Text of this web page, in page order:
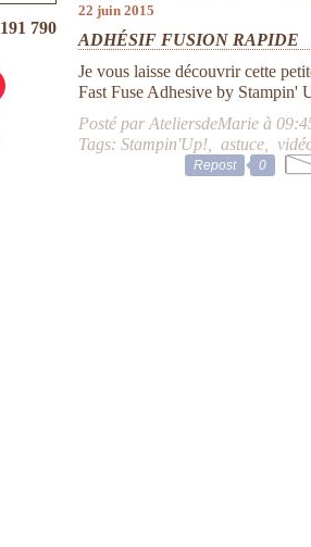
191 790
22 juin 2015
ADHÉSIF FUSION RAPIDE
Je vous laisse découvrir cette
Fast Fuse Adhesive by Stampin'
Posté par AteliersdeMarie à
Tags:Stampin'Up! ,astuce ,
Repost 0